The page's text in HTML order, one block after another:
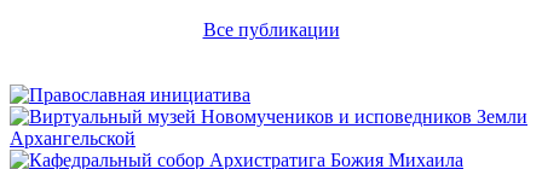
Все публикации